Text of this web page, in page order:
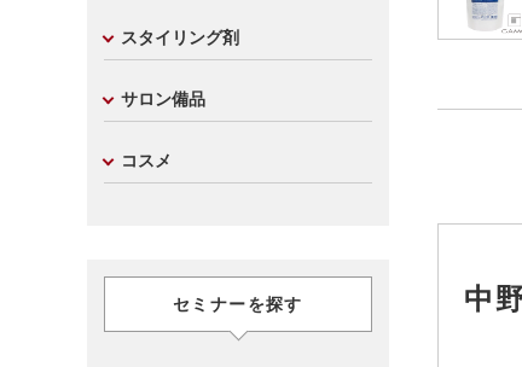
中
スタイリング剤
サロン備品
コスメ
セミナーを探す